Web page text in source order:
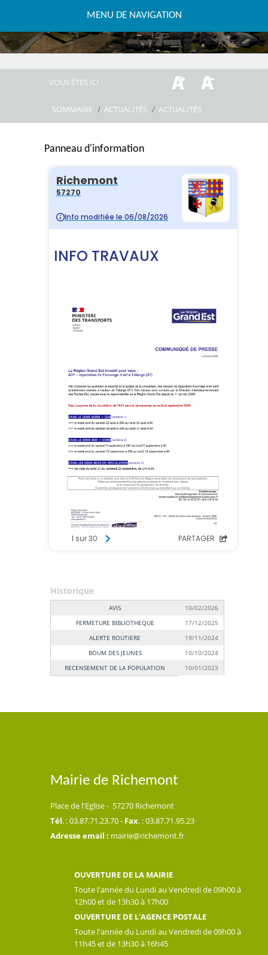
MENU DE NAVIGATION
VOUS ÊTES ICI :
SOMMAIRE / ACTUALITÉS / ACTUALITÉS
Panneau d'information
Historique
AVIS
10/02/2026
FERMETURE BIBLIOTHEQUE
17/12/2025
ALERTE ROUTIERE
19/11/2024
BOUM DES JEUNES
10/10/2024
RECENSEMENT DE LA POPULATION
10/01/2023
Mairie de Richemont
Place de l'Eglise - 57270 Richemont
Tél. : 03.87.71.23.70 - Fax. : 03.87.71.95.23
Adresse email : mairie@richemont.fr
OUVERTURE DE LA MAIRIE
Toute l'année du Lundi au Vendredi de 09h00 à
12h00 et de 13h30 à 17h00
OUVERTURE DE L'AGENCE POSTALE
Toute l'année du Lundi au Vendredi de 09h00 à
11h45 et de 13h30 à 16h45